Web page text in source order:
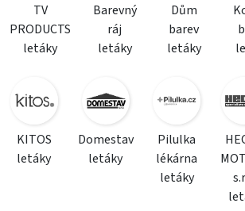
TV
PRODUCTS
letáky
Barevný
ráj
letáky
Dům
barev
letáky
KITOS
letáky
Domestav
letáky
Pilulka
lékárna
letáky